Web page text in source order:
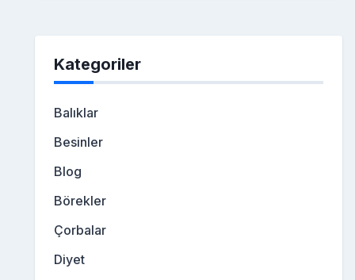
Kategoriler
Balıklar
Besinler
Blog
Börekler
Çorbalar
Diyet